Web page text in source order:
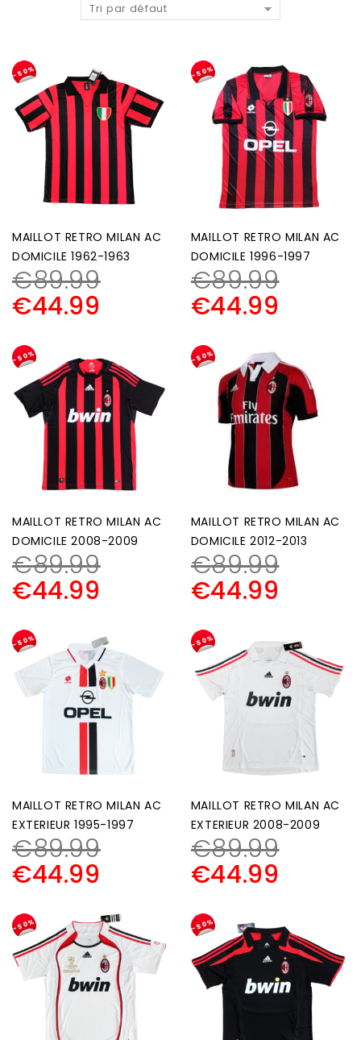
Tri par défaut
-50%
MAILLOT RETRO MILAN AC
DOMICILE 1962-1963
€89.99
€44.99
-50%
MAILLOT RETRO MILAN AC
DOMICILE 1996-1997
€89.99
€44.99
-50%
MAILLOT RETRO MILAN AC
DOMICILE 2008-2009
€89.99
€44.99
-50%
MAILLOT RETRO MILAN AC
DOMICILE 2012-2013
€89.99
€44.99
-50%
MAILLOT RETRO MILAN AC
EXTERIEUR 1995-1997
€89.99
€44.99
-50%
MAILLOT RETRO MILAN AC
EXTERIEUR 2008-2009
€89.99
€44.99
-50% -50%